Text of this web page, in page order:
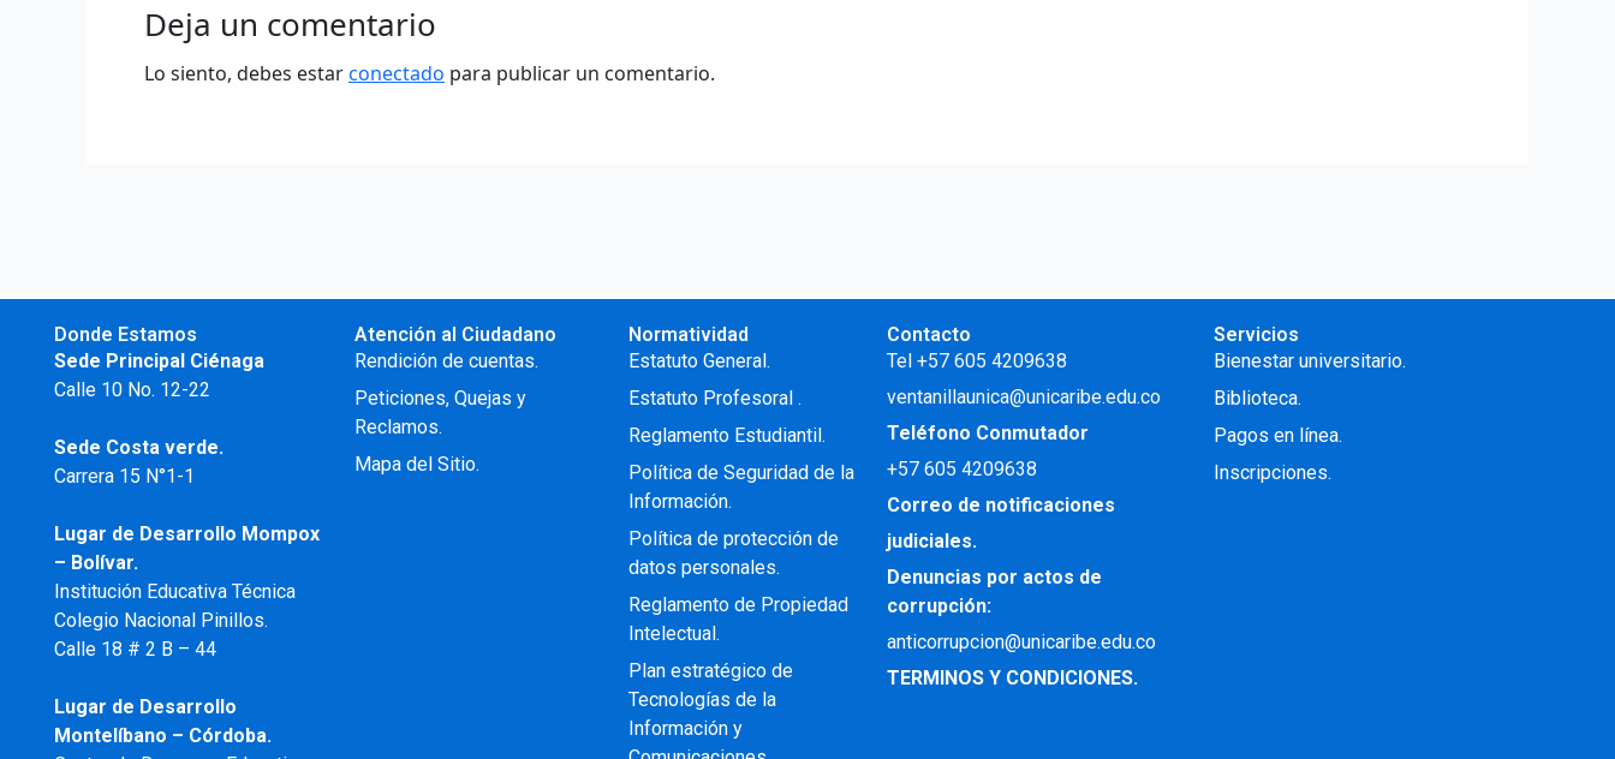
Deja un comentario
Lo siento, debes estarconectado para publicar un comentario.
Donde Estamos
Sede Principal Ciénaga
Calle 10 No. 12-22
Sede Costa verde.
Carrera 15 N°1-1
Lugar de Desarrollo Mompox
– Bolívar.
Institución Educativa Técnica
Colegio Nacional Pinillos.
Calle 18 # 2 B – 44
Lugar de Desarrollo
Montelíbano – Córdoba.
Atención al Ciudadano
Rendición de cuentas.
Peticiones, Quejas y
Reclamos.
Mapa del Sitio.
Normatividad
Estatuto General.
Estatuto Profesoral .
Reglamento Estudiantil.
Política de Seguridad de la
Información.
Política de protección de
datos personales.
Reglamento de Propiedad
Intelectual.
Plan estratégico de
Tecnologías de la
Información y
Contacto
Tel +57 605 4209638
ventanillaunica@unicaribe.edu.co
Teléfono Conmutador
+57605 4209638
Correo de notificaciones
judiciales.
Denuncias por actos de
corrupción:
anticorrupcion@unicaribe.edu.co
TERMINOS Y CONDICIONES.
Servicios
Bienestar universitario.
Biblioteca.
Pagos en línea.
Inscripciones.